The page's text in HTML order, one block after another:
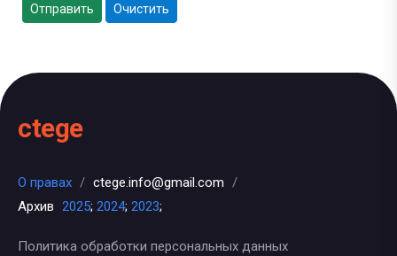
Отправить Очистить
ctege
О правах / ctege.info@gmail.com /
Архив 2025; 2024; 2023;
Политика обработки персональных данных